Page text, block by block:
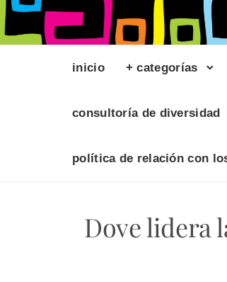
inicio + categorías
consultoría de diversidad
política de relación con
Dove lidera